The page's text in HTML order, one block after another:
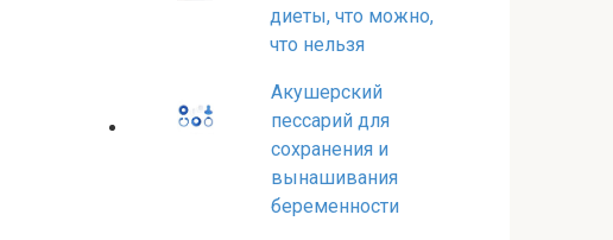
диеты, что можно,
что нельзя
Акушерский
пессарий для
сохранения и
вынашивания
беременности